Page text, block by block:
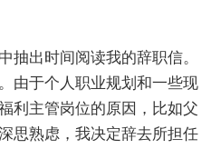
抽出时间阅读我的辞职信。
由于个人职业规划和一些现
利主管岗位的原因，比如父
思熟虑，我决定辞去所担任